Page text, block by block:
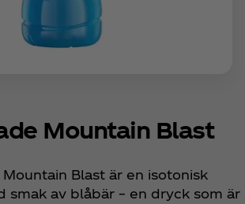
Mountain Blast
Blast är en isotonisk
smak av blåbär – en dryck som är